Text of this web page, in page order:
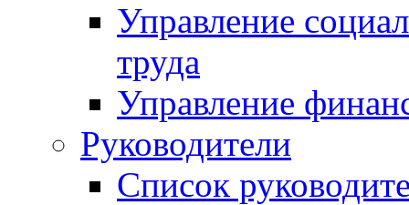
Управление
труда
Управление
Руководители
Список